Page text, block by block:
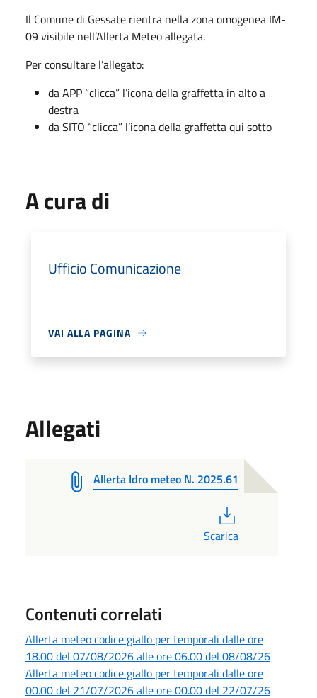
Il Comune di Gessate rientra nella zona omogenea IM-
09 visibile nell’Allerta Meteo allegata.
Per consultare l’allegato:
da APP “clicca” l’icona della graffetta in alto a
destra
da SITO “clicca” l’icona della graffetta qui sotto
A cura di
Ufficio Comunicazione
VAI ALLA PAGINA
Allegati
Allerta Idro meteo N. 2025.61
Scarica
Contenuti correlati
Allerta meteo codice giallo per temporali dalle ore
18.00 del 07/08/2026 alle ore 06.00 del 08/08/26
Allerta meteo codice giallo per temporali dalle ore
00.00 del 21/07/2026 alle ore 00.00 del 22/07/26